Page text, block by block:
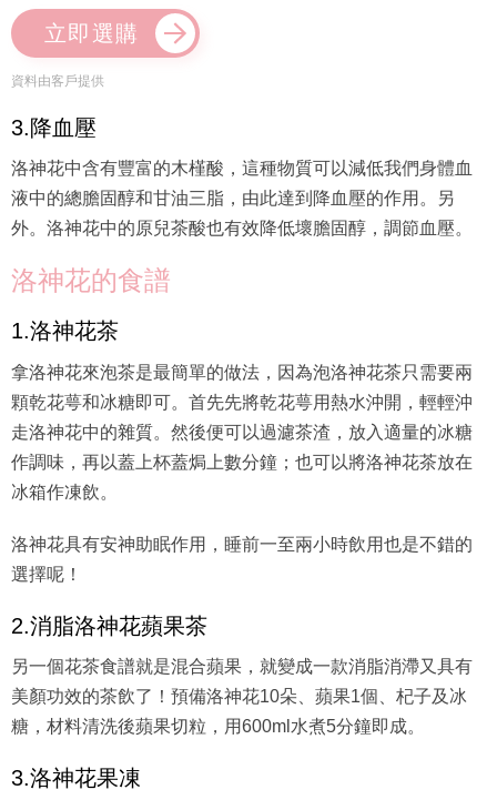
立即選購
資料由客戶提供
液中的總膽固醇和甘油三脂，由此達到降血壓的作用。另
外。洛神花中的原兒茶酸也有效降低壞膽固醇，調節血壓。
洛神花的食譜
顆乾花萼和冰糖即可。首先先將乾花萼用熱水沖開，輕輕沖
走洛神花中的雜質。然後便可以過濾茶渣，放入適量的冰糖
作調味，再以蓋上杯蓋焗上數分鐘；也可以將洛神花茶放在
冰箱作凍飲。
選擇呢！
美顏功效的茶飲了！預備洛神花10朵、蘋果1個、杞子及冰
糖，材料清洗後蘋果切粒，用600ml水煮5分鐘即成。